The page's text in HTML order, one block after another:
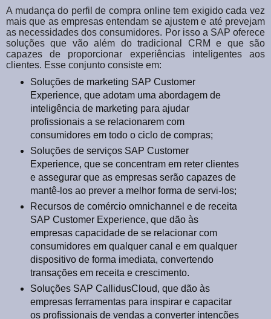
A mudança do perfil de compra online tem exigido cada vez
mais que as empresas entendam se ajustem e até prevejam
as necessidades dos consumidores. Por isso a SAP oferece
soluções que vão além do tradicional CRM e que são
capazes de proporcionar experiências inteligentes aos
clientes. Esse conjunto consiste em:
Soluções de marketing SAP Customer
Experience, que adotam uma abordagem de
inteligência de marketing para ajudar
profissionais a se relacionarem com
consumidores em todo o ciclo de compras;
Soluções de serviços SAP Customer
Experience, que se concentram em reter clientes
e assegurar que as empresas serão capazes de
mantê-los ao prever a melhor forma de servi-los;
Recursos de comércio omnichannel e de receita
SAP Customer Experience, que dão às
empresas capacidade de se relacionar com
consumidores em qualquer canal e em qualquer
dispositivo de forma imediata, convertendo
transações em receita e crescimento.
Soluções SAP CallidusCloud, que dão às
empresas ferramentas para inspirar e capacitar
os profissionais de vendas a converter intenções